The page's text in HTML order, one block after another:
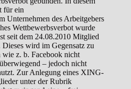
für ein
Unternehmen des Arbeitgebers
Wettbewerbsverbot wurde
seit dem 24.08.2010 Mitglied
wird im Gegensatz zu
wie z. b. Facebook nicht
– jedoch nicht
Zur Anlegung eines XING-
unter der Rubrik